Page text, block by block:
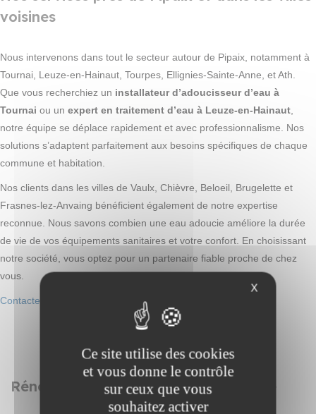
voisines
Nous intervenons dans tout le secteur autour de Pipaix, notamment à
Tournai, Leuze-en-Hainaut, Tourpes, Ellignies-Sainte-Anne, et Ath.
Que vous recherchiez un installateur d’adoucisseur d’eau à
Tournai ou un expert en traitement d’eau à Leuze-en-Hainaut,
notre équipe se déplace rapidement et avec professionnalisme. Nos
solutions s’adaptent parfaitement aux besoins spécifiques de chaque
commune et habitation.
Nos clients dans les villes de Vaulx, Chièvre, Beloeil, Brugelette et
Frasnes-lez-Anvaing bénéficient également de notre expertise
reconnue. Nous savons combien une eau adoucie améliore la durée
de vie de vos équipements sanitaires et votre confort. En choisissant
notre société, vous optez pour un partenaire fiable proche de chez
vous.
Contactez-nous pour un devis ou une intervention rapide.
Rénovation de salle de bain et cuisine
X
Ce site utilise des cookies
et vous donne le contrôle
sur ceux que vous
souhaitez activer